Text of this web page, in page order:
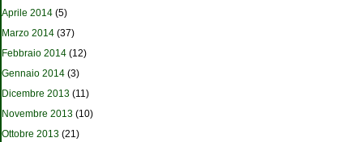
Aprile 2014 (5)
Marzo 2014 (37)
Febbraio 2014 (12)
Gennaio 2014 (3)
Dicembre 2013 (11)
Novembre 2013 (10)
Ottobre 2013 (21)